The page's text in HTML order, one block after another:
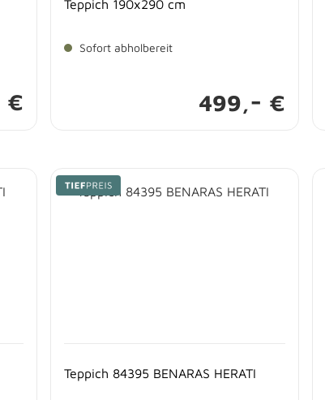
€
Teppich 190x290 cm
Sofort abholbereit
499,- €
Teppich 84395 BENARAS HERATI